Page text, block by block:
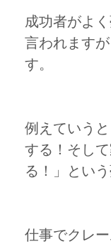
成功者がよ
言われます
す。
例えていう
する！そし
る！」とい
仕事でクレ